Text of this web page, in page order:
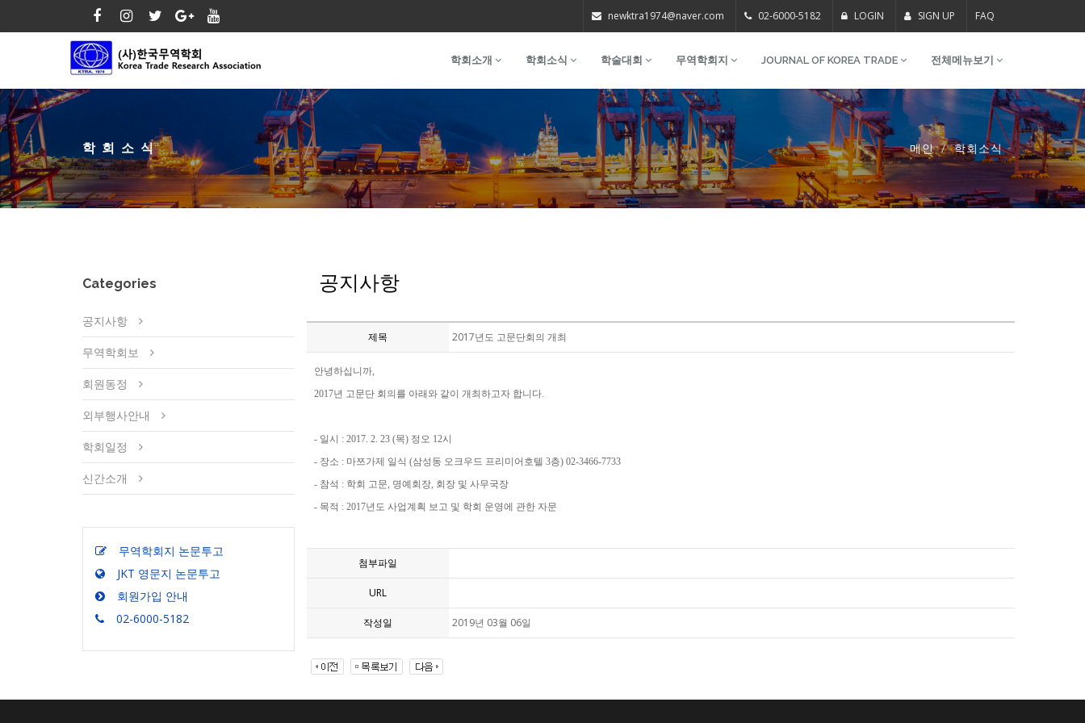
newktra1974@naver.com 02-6000-5182 LOGIN SIGN UP FAQ
학회소개 학회소식 학술대회 무역학회지 JOURNAL OF KOREA TRADE 전체메뉴보기
학회소식 메인 학회소식
Categories
공지사항
무역학회보
회원동정
외부행사안내
학회일정
신간소개
무역학회지 논문투고
JKT 영문지 논문투고
회원가입 안내
02-6000-5182
공지사항
제목 2017년도 고문단회의 개최
안녕하십니까,
2017년 고문단 회의를 아래와 같이 개최하고자 합니다.
- 일시 : 2017. 2. 23 (목) 정오 12시
- 장소 : 마쯔가제 일식 (삼성동 오크우드 프리미어호텔 3층) 02-3466-7733
- 참석 : 학회 고문, 명예회장, 회장 및 사무국장
- 목적 : 2017년도 사업계획 보고 및 학회 운영에 관한 자문
첨부파일
URL
작성일 2019년 03월 06일